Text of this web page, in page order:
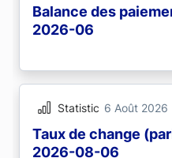
Balance des
2026-06
Statistic 6 Août 2026
Taux de change
2026-08-06